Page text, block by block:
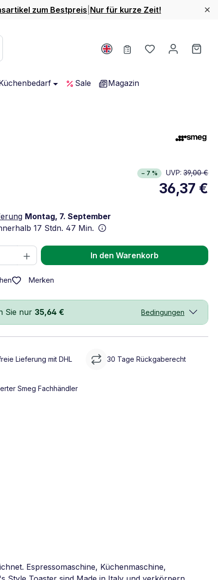
zum Bestpreis Nur für kurze Zeit!
Du hast 0
Sale Magazin
− 7 % UVP: 39,00 €
36,37 €
Montag, 7. September
17 Stdn. 47 Min.
Anzahl: Gib den gewünschten Wert
In den Warenkorb
Merken
Sie nur 35,64 € Bedingungen
Lieferung mit DHL 30 Tage Rückgaberecht
Smeg Fachhändler
Espressomaschine, Küchenmaschine,